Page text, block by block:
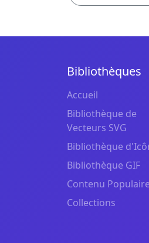
Bibliothèques
Accueil
Bibliothèque de
Vecteurs SVG
Bibliothèque
Bibliothèque GIF
Contenu Populaire
Collections